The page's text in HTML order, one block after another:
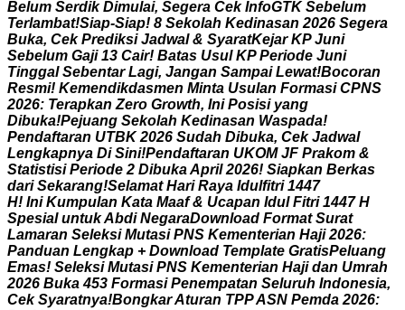
Belum Serdik Dimulai, Segera Cek InfoGTK Sebelum
Terlambat!Siap-Siap! 8 Sekolah Kedinasan 2026 Segera
Buka, Cek Prediksi Jadwal & SyaratKejar KP Juni
Sebelum Gaji 13 Cair! Batas Usul KP Periode Juni
Tinggal Sebentar Lagi, Jangan Sampai Lewat!Bocoran
Resmi! Kemendikdasmen Minta Usulan Formasi CPNS
2026: Terapkan Zero Growth, Ini Posisi yang
Dibuka!Pejuang Sekolah Kedinasan Waspada!
Pendaftaran UTBK 2026 Sudah Dibuka, Cek Jadwal
Lengkapnya Di Sini!Pendaftaran UKOM JF Prakom &
Statistisi Periode 2 DibukaApril 2026! Siapkan Berkas
dari Sekarang!Selamat Hari Raya Idulfitri 1447
H! Ini Kumpulan Kata Maaf & Ucapan Idul Fitri 1447 H
Spesial untukAbdi NegaraDownload Format Surat
Lamaran Seleksi Mutasi PNS Kementerian Haji 2026:
Panduan Lengkap + Download Template GratisPeluang
Emas! Seleksi Mutasi PNS Kementerian Haji dan Umrah
2026 Buka 453 Formasi Penempatan Seluruh Indonesia,
Cek Syaratnya!BongkarAturan TPPASN Pemda 2026: